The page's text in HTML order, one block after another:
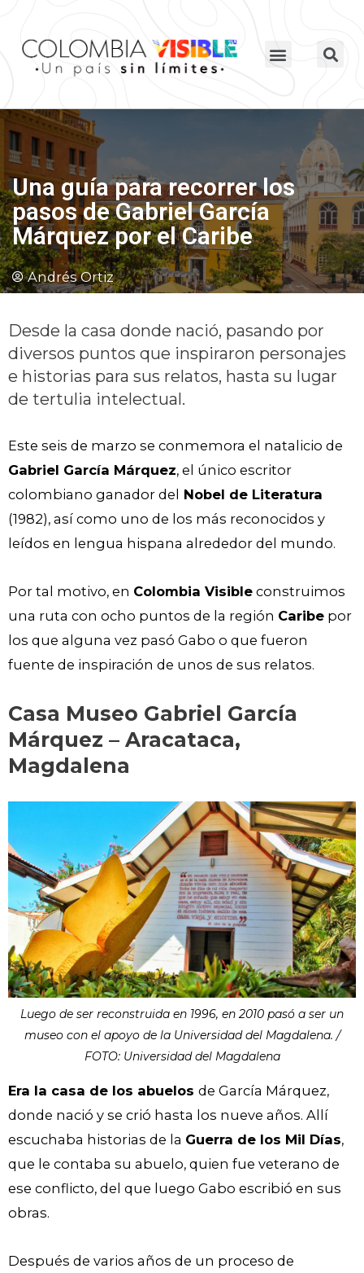
Una guía para recorrer los
pasos de Gabriel García
Márquez por el Caribe
Andrés Ortiz
Desde la casa donde nació, pasando por
diversos puntos que inspiraron personajes
e historias para sus relatos, hasta su lugar
de tertulia intelectual.
Este seis de marzo se conmemora el natalicio de
Gabriel García Márquez, el único escritor
colombiano ganador del Nobel de Literatura
(1982), así como uno de los más reconocidos y
leídos en lengua hispana alrededor del mundo.
Por tal motivo, en Colombia Visible construimos
una ruta con ocho puntos de la región Caribe por
los que alguna vez pasó Gabo o que fueron
fuente de inspiración de unos de sus relatos.
Casa Museo Gabriel García
Márquez – Aracataca,
Magdalena
Luego de ser reconstruida en 1996, en 2010 pasó a ser un
museo con el apoyo de la Universidad del Magdalena. /
FOTO: Universidad del Magdalena
Era la casa de los abuelos de García Márquez,
donde nació y se crió hasta los nueve años. Allí
escuchaba historias de la Guerra de los Mil Días,
que le contaba su abuelo, quien fue veterano de
ese conflicto, del que luego Gabo escribió en sus
obras.
Después de varios años de un proceso de